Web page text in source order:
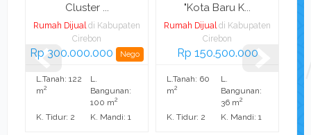
Cluster ...
Rumah Dijual di Kabupaten
Cirebon
Rp 300.000.000 Nego
L.Tanah: 122
m2
L.
Bangunan:
100 m2
K. Tidur: 2 K. Mandi: 1
"Kota Baru K...
Rumah Dijual di Kabupaten
Cirebon
Rp 150.500.000
L.Tanah: 60
m2
L.
Bangunan:
36 m2
K. Tidur: 2 K. Mandi: 1